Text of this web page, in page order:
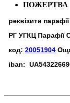
ПОЖЕРТВА
реквізити
РГ УГКЦ Парафії
код: 20051904
iban: